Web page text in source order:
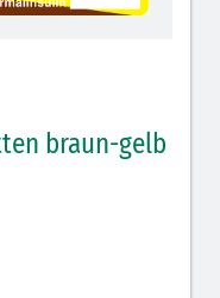
schwarzem
braun-gelb